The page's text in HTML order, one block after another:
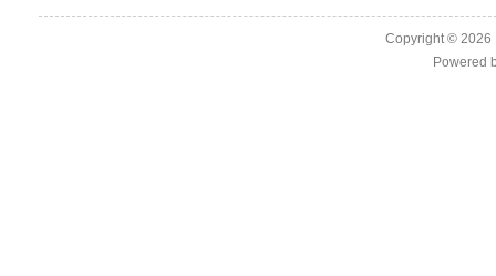
Copyright © 2026
Powered